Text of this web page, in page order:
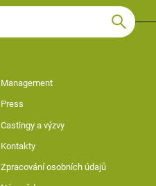
Management
Press
Castingy a výzvy
Kontakty
Zpracování osobních údajů